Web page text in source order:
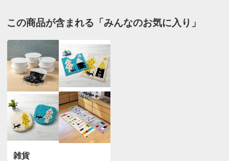
この商品が含まれる「みんなのお気に入り」
雑貨